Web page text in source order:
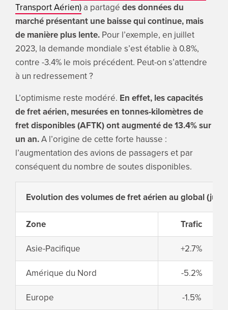
Transport Aérien)a partagé des données du
marché présentant une baisse qui continue, mais
de manière plus lente.Pour l’exemple, en juillet
2023, la demande mondiale s’est établie à 0.8%,
contre -3.4% le mois précédent. Peut-on s’attendre
à un redressement ?
L’optimisme reste modéré. En effet, les capacités
de fret aérien, mesurées en tonnes-kilomètres de
fret disponibles (AFTK) ont augmenté de 13.4% sur
un an.A l’origine de cette forte hausse :
l’augmentation des avions de passagers et par
conséquent du nombre de soutes disponibles.
Evolution des volumes de fret aérien au global
Zone
Trafic
Asie-Pacifique
+2.7%
Amérique du Nord
-5.2%
Europe
-1.5%